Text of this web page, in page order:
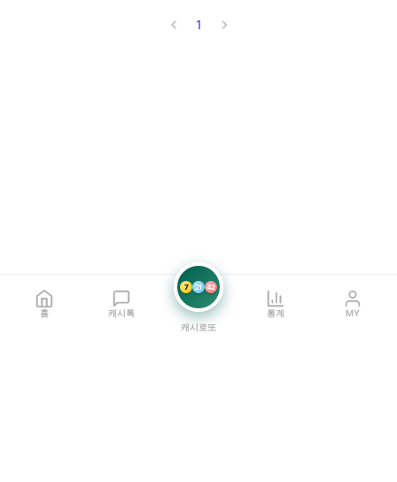
1
홈 캐시톡
7 21 42
캐시로또
통계 MY